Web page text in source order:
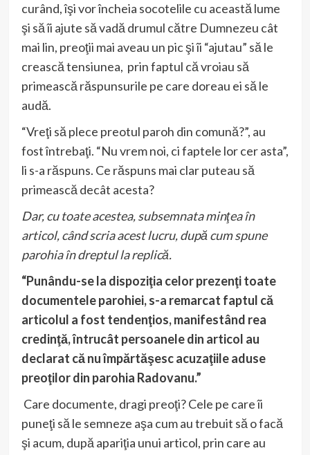
curând, îşi vor încheia socotelile cu această lume
şi să îi ajute să vadă drumul către Dumnezeu cât
mai lin, preoţii mai aveau un pic şi îi “ajutau” să le
crească tensiunea, prin faptul că vroiau să
primească răspunsurile pe care doreau ei să le
audă.
“Vreţi să plece preotul paroh din comună?”, au
fost întrebaţi. “Nu vrem noi, ci faptele lor cer asta”,
li s-a răspuns. Ce răspuns mai clar puteau să
primească decât acesta?
Dar, cu toate acestea, subsemnata minţea în
articol, când scria acest lucru, după cum spune
parohia în dreptul la replică.
“Punându-se la dispoziţia celor prezenţi toate
documentele parohiei, s-a remarcat faptul că
articolul a fost tendenţios, manifestând rea
credinţă, întrucât persoanele din articol au
declarat că nu împărtăşesc acuzaţiile aduse
preoţilor din parohia Radovanu.”
Care documente, dragi preoţi? Cele pe care îi
puneţi să le semneze aşa cum au trebuit să o facă
şi acum, după apariţia unui articol, prin care au